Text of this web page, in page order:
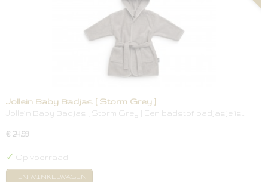
Jollein Baby Badjas [ Storm Grey ]
Jollein Baby Badjas [ Storm Grey ] Een badstof badjasje is…
€ 24,99
✓ Op voorraad
IN WINKELWAGEN